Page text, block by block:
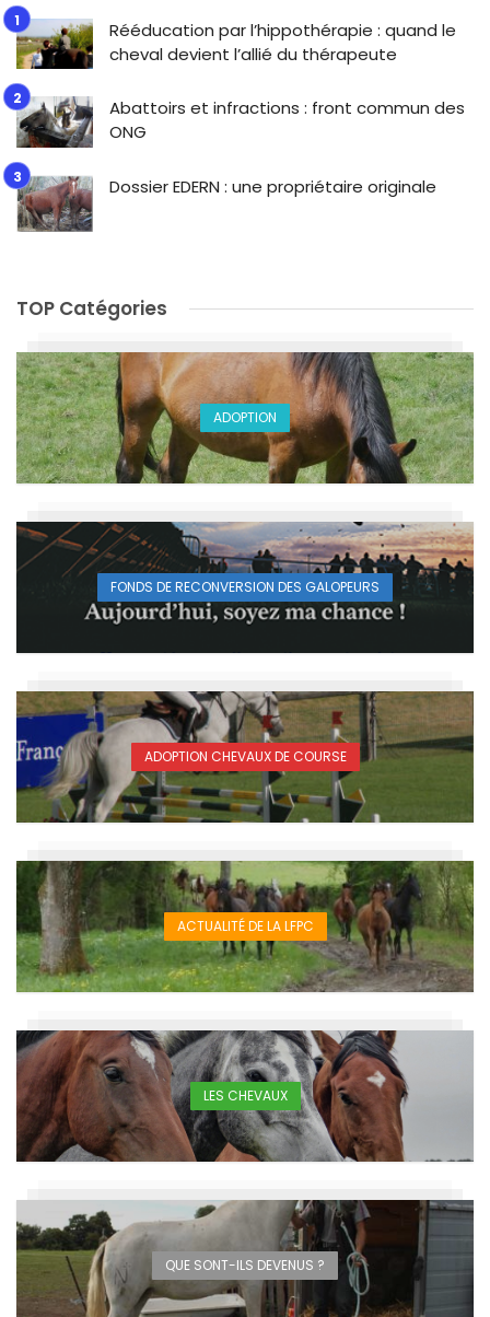
Rééducation par l’hippothérapie : quand le
cheval devient l’allié du thérapeute
Abattoirs et infractions : front commun des
ONG
Dossier EDERN : une propriétaire originale
TOP Catégories
ADOPTION
FONDS DE RECONVERSION DES GALOPEURS
ADOPTION CHEVAUX DE COURSE
ACTUALITÉ DE LA LFPC
LES CHEVAUX
QUE SONT-ILS DEVENUS ?